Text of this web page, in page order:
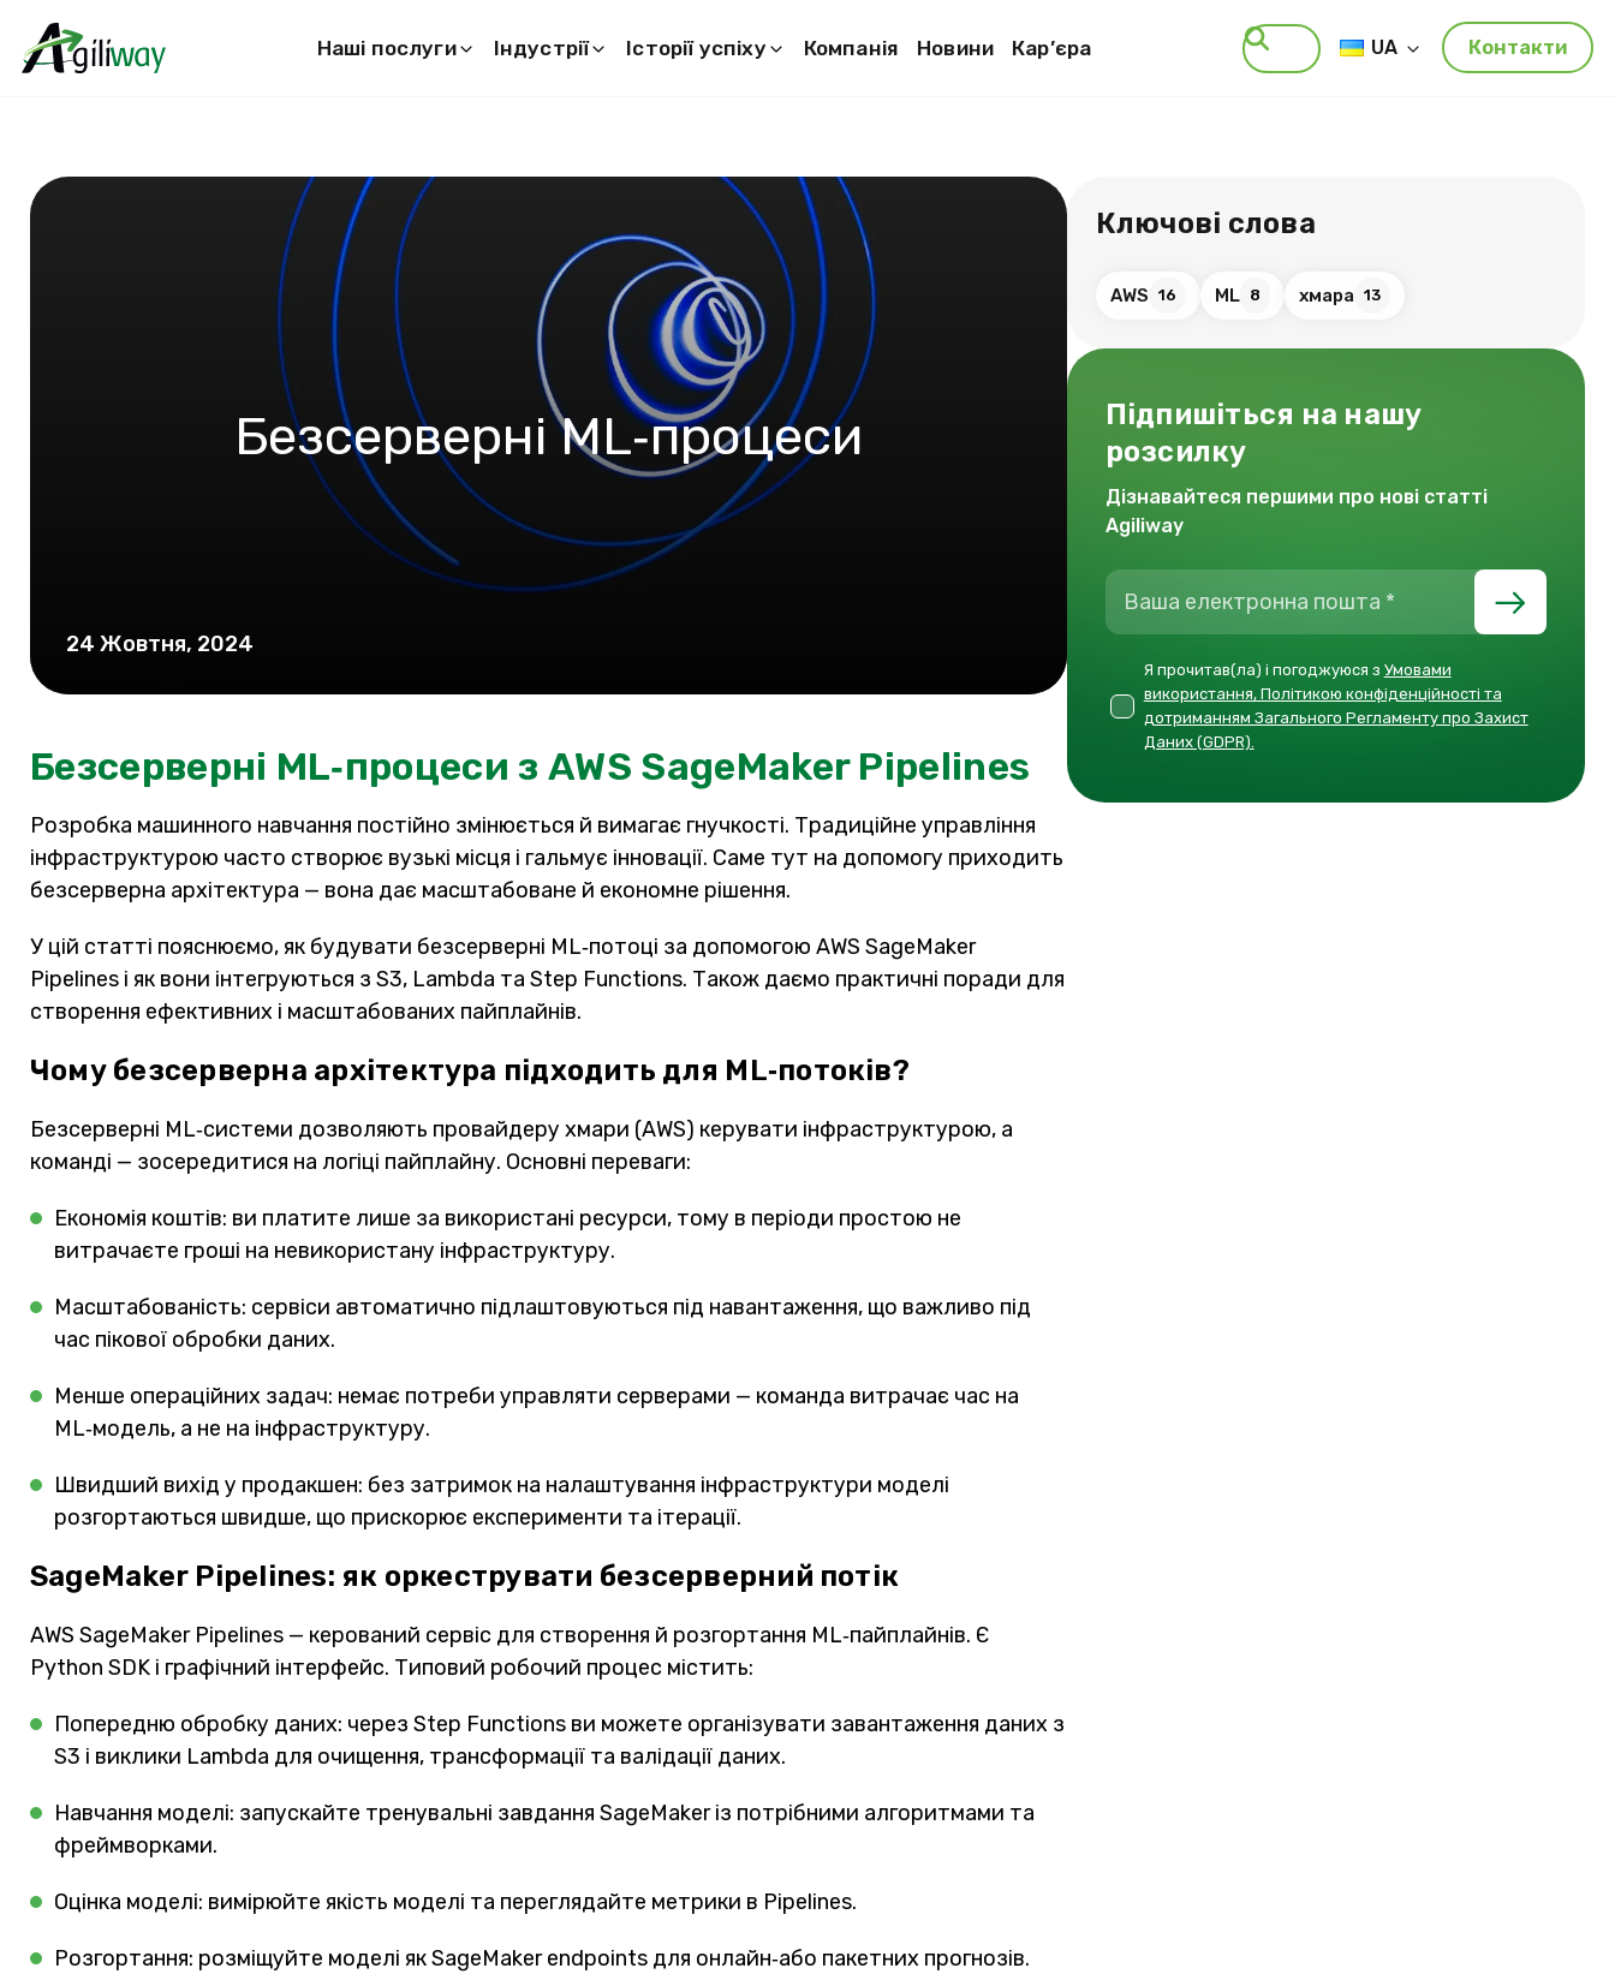
Наші послуги Індустрії Історії успіху Компанія Новини Кар’єра UA Контакти
24 Жовтня, 2024
Безсерверні ML‑процеси
Безсерверні ML‑процеси з AWS SageMaker Pipelines
Розробка машинного навчання постійно змінюється й вимагає гнучкості. Традиційне управління
інфраструктурою часто створює вузькі місця і гальмує інновації. Саме тут на допомогу приходить
безсерверна архітектура — вона дає масштабоване й економне рішення.
У цій статті пояснюємо, як будувати безсерверні ML‑потоці за допомогою AWS SageMaker
Pipelines і як вони інтегруються з S3, Lambda та Step Functions. Також даємо практичні поради для
створення ефективних і масштабованих пайплайнів.
Чому безсерверна архітектура підходить для ML‑потоків?
Безсерверні ML‑системи дозволяють провайдеру хмари (AWS) керувати інфраструктурою, а
команді — зосередитися на логіці пайплайну. Основні переваги:
Економія коштів: ви платите лише за використані ресурси, тому в періоди простою не
витрачаєте гроші на невикористану інфраструктуру.
Масштабованість: сервіси автоматично підлаштовуються під навантаження, що важливо під
час пікової обробки даних.
Менше операційних задач: немає потреби управляти серверами — команда витрачає час на
ML‑модель, а не на інфраструктуру.
Швидший вихід у продакшен: без затримок на налаштування інфраструктури моделі
розгортаються швидше, що прискорює експерименти та ітерації.
SageMaker Pipelines: як оркеструвати безсерверний потік
AWS SageMaker Pipelines — керований сервіс для створення й розгортання ML‑пайплайнів. Є
Python SDK і графічний інтерфейс. Типовий робочий процес містить:
Попередню обробку даних: через Step Functions ви можете організувати завантаження даних з
S3 і виклики Lambda для очищення, трансформації та валідації даних.
Навчання моделі: запускайте тренувальні завдання SageMaker із потрібними алгоритмами та
фреймворками.
Оцінка моделі: вимірюйте якість моделі та переглядайте метрики в Pipelines.
Розгортання: розміщуйте моделі як SageMaker endpoints для онлайн‑або пакетних прогнозів.
Ключові слова
AWS 16 ML 8 хмара 13
Підпишіться на нашу
розсилку
Дізнавайтеся першими про нові статті
Agiliway
Я прочитав(ла) і погоджуюся з Умовами
використання, Політикою конфіденційності та
дотриманням Загального Регламенту про Захист
Даних (GDPR).